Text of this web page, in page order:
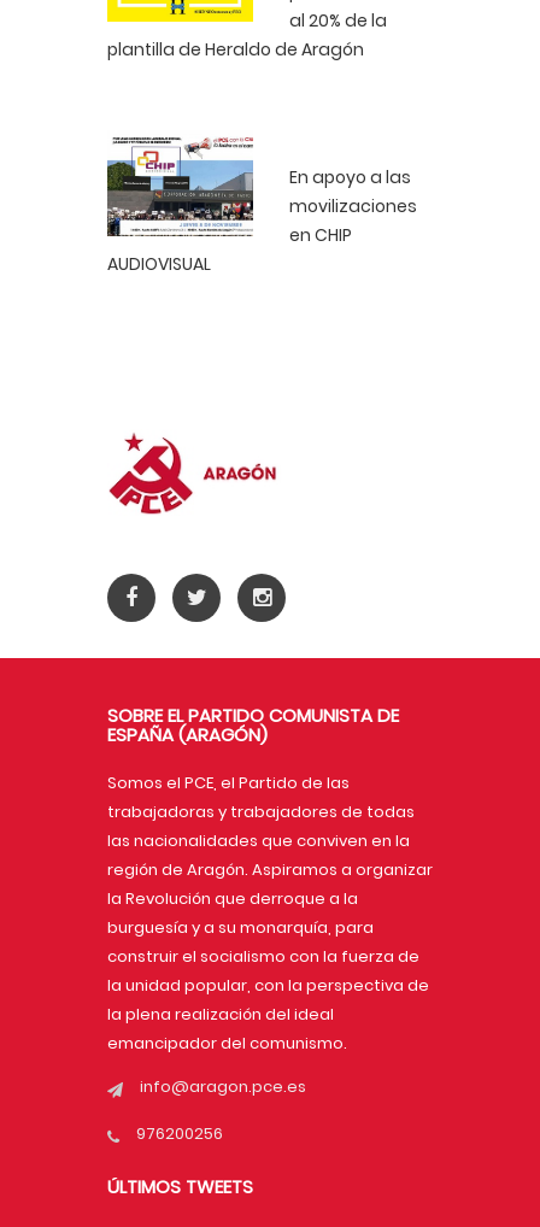
al 20% de la
plantilla de Heraldo de Aragón
En apoyo a las
movilizaciones
en CHIP
AUDIOVISUAL
SOBRE EL PARTIDO COMUNISTA DE
ESPAÑA (ARAGÓN)
Somos el PCE, el Partido de las
trabajadoras y trabajadores de todas
las nacionalidades que conviven en la
región de Aragón. Aspiramos a organizar
la Revolución que derroque a la
burguesía y a su monarquía, para
construir el socialismo con la fuerza de
la unidad popular, con la perspectiva de
la plena realización del ideal
emancipador del comunismo.
info@aragon.pce.es
976200256
ÚLTIMOS TWEETS